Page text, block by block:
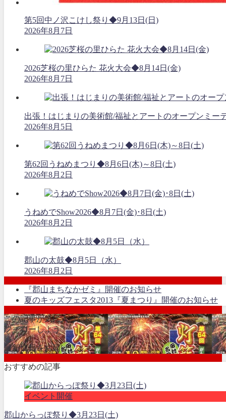
第5回中ノ沢こけし祭り◆9月13日(日)
2026年8月7日
2026芝桜の里ひらた 花火大会◆8月14日(金)
2026年8月7日
出張！はじまりの美術館/福祉とアートのオープンミー
2026年8月5日
第62回うねめまつり◆8月6日(木)～8日(土)
2026年8月2日
うねめでShow2026◆8月7日(金)･8日(土)
2026年8月2日
郡山の太鼓◆8月5日（水）
2026年8月2日
『郡山まちなかゼミ』開催のお知らせ
夏のキッズフェスタ2013『夏まつり』開催のお知らせ
この記事が気に入ったら
フォローしよう
最新情報をお届けします
おすすめの記事
イベント開催
郡山からっぽ祭り◆3月23日(土)